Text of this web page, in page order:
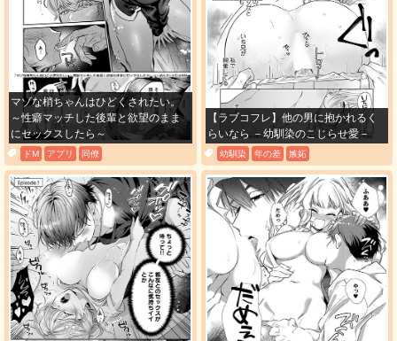
マゾな梢ちゃんはひどくされたい。
～性癖マッチした後輩と欲望のまま
にセックスしたら～
ドM アプリ 同僚
【ラブコフレ】他の男に抱かれるく
らいなら －幼馴染のこじらせ愛－
幼馴染 年の差 嫉妬